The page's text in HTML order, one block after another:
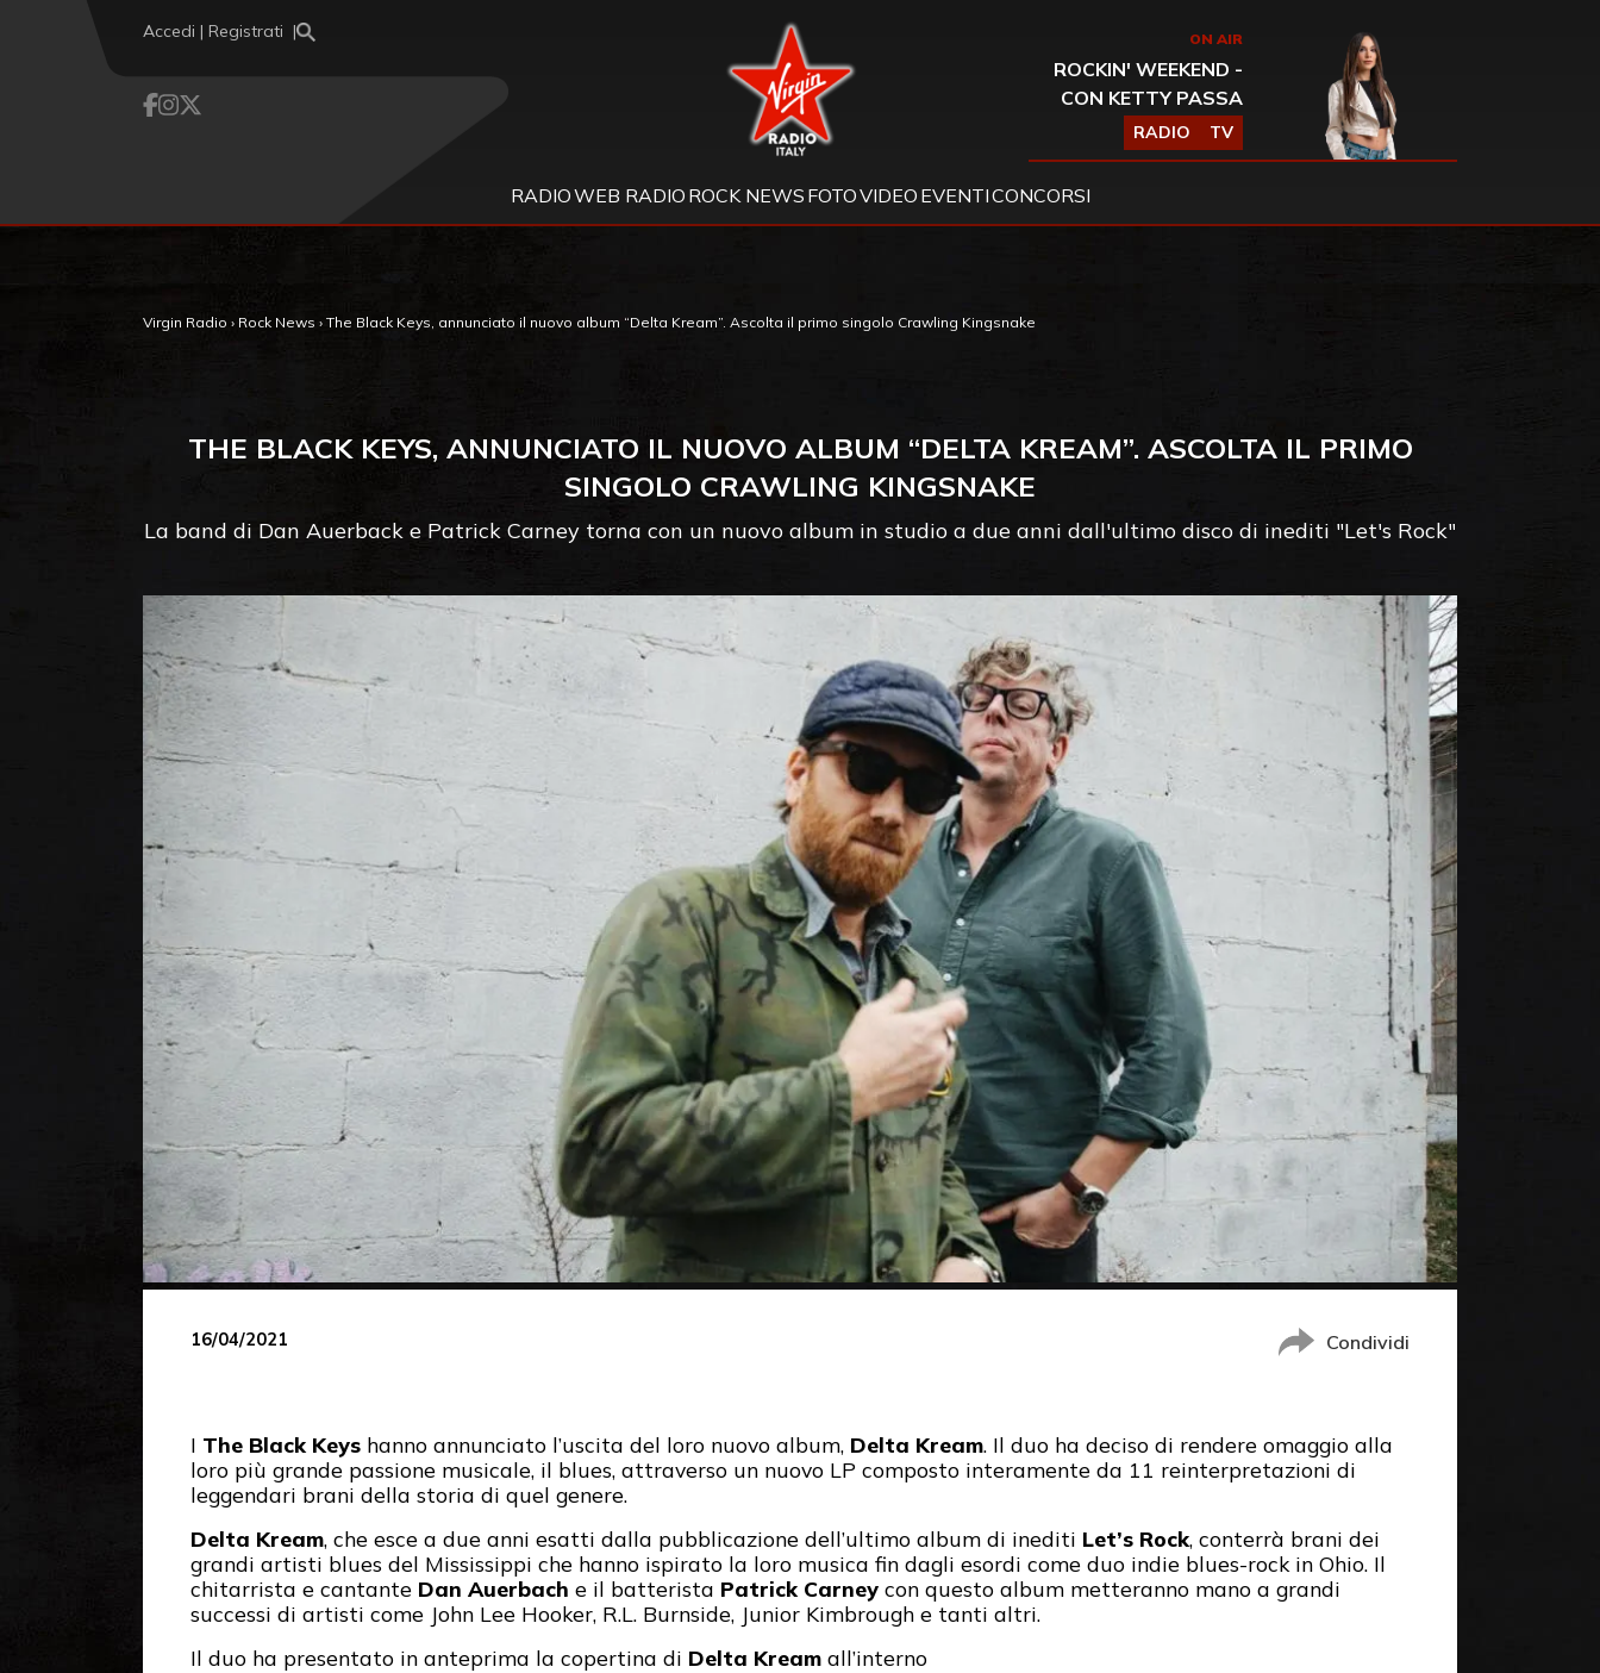
Accedi | Registrati Virgin Radio ON AIR
ROCKIN' WEEKEND -
CON KETTY PASSA
RADIO TV
RADIOWEB RADIO ROCK NEWS FOTOVIDEO EVENTICONCORSI
Virgin Radio › Rock News › The Black Keys, annunciato il nuovo album “Delta Kream”. Ascolta il primo singolo Crawling Kingsnake
THE BLACK KEYS, ANNUNCIATO IL NUOVO ALBUM “DELTA KREAM”. ASCOLTA IL PRIMO
SINGOLO CRAWLING KINGSNAKE
La band di Dan Auerback e Patrick Carney torna con un nuovo album in studio a due anni dall'ultimo disco di inediti "Let's Rock"
16/04/2021 Condividi
I The Black Keys hanno annunciato l’uscita del loro nuovo album, Delta Kream. Il duo ha deciso di rendere omaggio alla
loro più grande passione musicale, il blues, attraverso un nuovo LP composto interamente da 11 reinterpretazioni di
leggendari brani della storia di quel genere.
Delta Kream, che esce a due anni esatti dalla pubblicazione dell’ultimo album di inediti Let’s Rock, conterrà brani dei
grandi artisti blues del Mississippi che hanno ispirato la loro musica fin dagli esordi come duo indie blues-rock in Ohio. Il
chitarrista e cantante Dan Auerbach e il batterista Patrick Carney con questo album metteranno mano a grandi
successi di artisti come John Lee Hooker, R.L. Burnside, Junior Kimbrough e tanti altri.
Il duo ha presentato in anteprima la copertina di Delta Kream all’interno